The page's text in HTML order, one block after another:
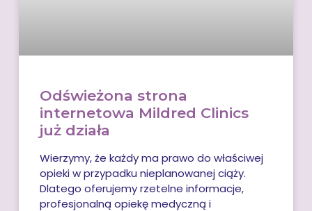
Odświeżona strona
internetowa Mildred Clinics
już działa
Wierzymy, że każdy ma prawo do właściwej
opieki w przypadku nieplanowanej ciąży.
Dlatego oferujemy rzetelne informacje,
profesjonalną opiekę medyczną i